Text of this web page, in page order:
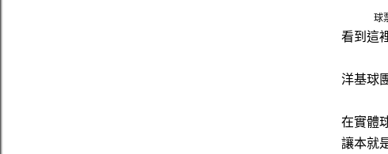
球
看到這
洋基球
在實體
讓本就